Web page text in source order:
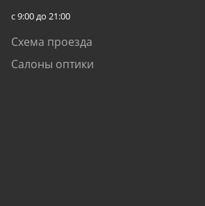
с 9:00 до 21:00
Схема проезда
Салоны оптики